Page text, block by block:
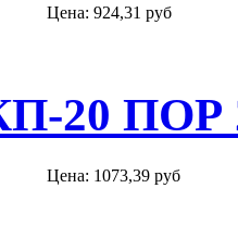
Цена: 924,31 руб
20 ПОР
Цена: 1073,39 руб